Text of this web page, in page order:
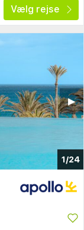
Vælg rejse
1/24
▶︎